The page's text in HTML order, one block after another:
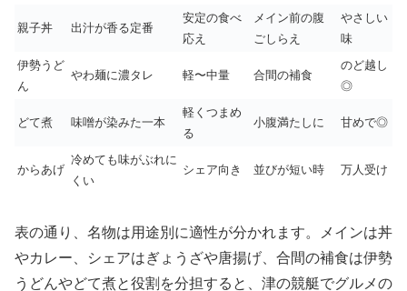
親子丼 出汁が香る定番
安定の食べ
応え
メイン前の腹
ごしらえ
やさしい
味
伊勢うど
ん
やわ麺に濃タレ 軽〜中量 合間の補食
のど越し
◎
どて煮 味噌が染みた一本
軽くつまめ
る
小腹満たしに 甘めで◎
からあげ
冷めても味がぶれに
くい
シェア向き 並びが短い時 万人受け
表の通り、名物は用途別に適性が分かれます。メインは丼
やカレー、シェアはぎょうざや唐揚げ、合間の補食は伊勢
うどんやどて煮と役割を分担すると、津の競艇でグルメの